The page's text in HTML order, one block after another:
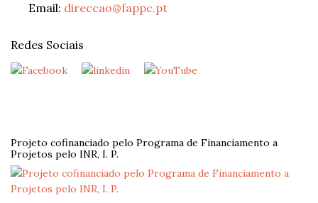
Email: direccao@fappc.pt
Redes Sociais
Projeto cofinanciado pelo Programa de Financiamento a
Projetos pelo INR, I. P.